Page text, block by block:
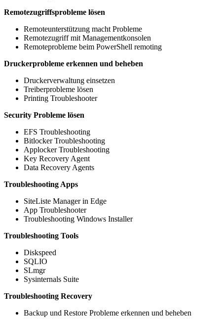
Remotezugriffsprobleme lösen
Remoteunterstützung macht Probleme
Remotezugriff mit Managementkonsolen
Remoteprobleme beim PowerShell remoting
Druckerprobleme erkennen und beheben
Druckerverwaltung einsetzen
Treiberprobleme lösen
Printing Troubleshooter
Security Probleme lösen
EFS Troubleshooting
Bitlocker Troubleshooting
Applocker Troubleshooting
Key Recovery Agent
Data Recovery Agents
Troubleshooting Apps
SiteListe Manager in Edge
App Troubleshooter
Troubleshooting Windows Installer
Troubleshooting Tools
Diskspeed
SQLIO
SLmgr
Sysinternals Suite
Troubleshooting Recovery
Backup und Restore Probleme erkennen und beheben